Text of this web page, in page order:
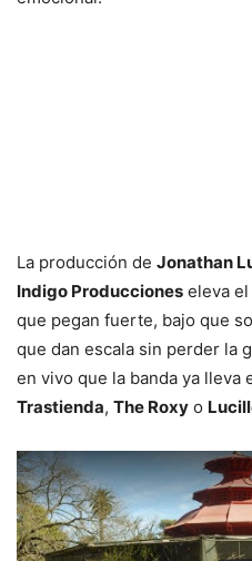
La producción de Jonathan
Indigo Producciones eleva
que pegan fuerte, bajo que
que dan escala sin perder la
en vivo que la banda ya lleva
Trastienda, The Roxy o